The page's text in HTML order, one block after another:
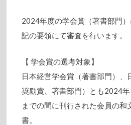
2024年度の学会賞（著書部門
記の要領にて審査を行います。
【 学会賞の選考対象】
日本経営学会賞（著書部門）、
奨励賞、著書部門）とも2024
までの間に刊行された会員の和
書。